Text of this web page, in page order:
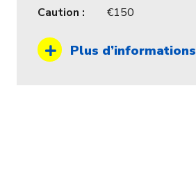
Caution :
150
Plus d’informations